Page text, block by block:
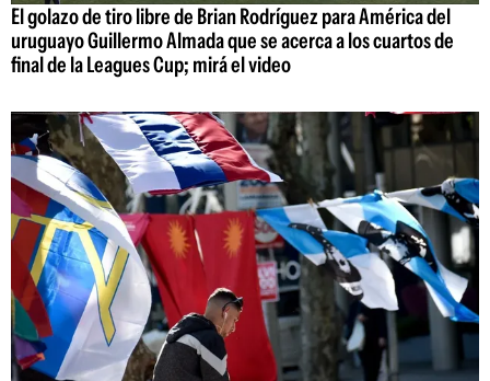
El golazo de tiro libre de Brian Rodríguez para América del
uruguayo Guillermo Almada que se acerca a los cuartos de
final de la Leagues Cup; mirá el video